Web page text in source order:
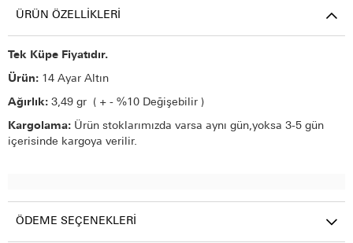
ÜRÜN ÖZELLIKLERI
Tek Küpe Fiyatıdır.
Ürün: 14 Ayar Altın
Ağırlık: 3,49 gr ( + - %10 Değişebilir )
Kargolama: Ürün stoklarımızda varsa aynı gün,yoksa 3-5 gün
içerisinde kargoya verilir.
ÖDEME SEÇENEKLERI